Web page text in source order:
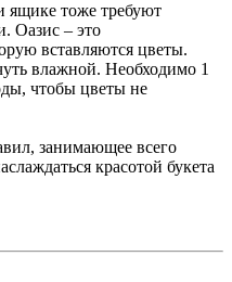
ящике тоже требуют
Оазис – это
вставляются цветы.
влажной. Необходимо 1
чтобы цветы не
занимающее всего
красотой букета